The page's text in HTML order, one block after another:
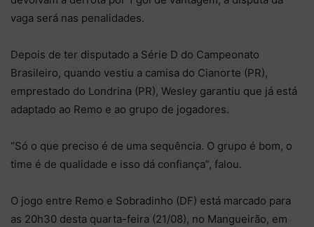
vaga será nas penalidades.
Depois de ter disputado a Série D do Campeonato
Brasileiro, quando vestiu a camisa do Cianorte (PR),
emprestado do Londrina (PR), Wesley garantiu que já está
adaptado ao Remo e ao grupo de jogadores.
“Só o que preciso é de uma sequência. O grupo é bom, o
time é de qualidade e isso dá confiança”, falou.
O jogo entre Remo e Sobradinho (DF) está marcado para
as 20h30 desta quarta-feira (21/08), no Mangueirão, em